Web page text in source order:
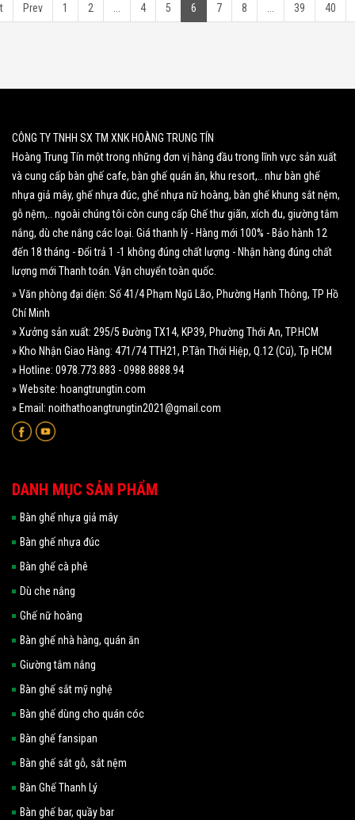
Prev 1 2 4 5 6 7 8 39 40
CÔNG TY TNHH SX TM XNK HOÀNG TRUNG TÍN
Hoàng Trung Tín một trong những đơn vị hàng đầu trong lĩnh vực sản xuất
và cung cấp bàn ghế cafe, bàn ghế quán ăn, khu resort,.. như bàn ghế
nhựa giả mây, ghế nhựa đúc, ghế nhựa nữ hoàng, bàn ghế khung sắt nệm,
gỗ nệm,.. ngoài chúng tôi còn cung cấp Ghế thư giãn, xích đu, giường tắm
nắng, dù che nắng các loại. Giá thanh lý - Hàng mới 100% - Bảo hành 12
đến 18 tháng - Đổi trả 1 -1 không đúng chất lượng - Nhận hàng đúng chất
lượng mới Thanh toán. Vận chuyển toàn quốc.
» Văn phòng đại diện: Số 41/4 Phạm Ngũ Lão, Phường Hạnh Thông, TP Hồ
Chí Minh
» Xưởng sản xuất: 295/5 Đường TX14, KP39, Phường Thới An, TP.HCM
» Kho Nhận Giao Hàng: 471/74 TTH21, P.Tân Thới Hiệp, Q.12 (Cũ), Tp HCM
» Hotline: 0978.773.883 - 0988.8888.94
» Website: hoangtrungtin.com
» Email: noithathoangtrungtin2021@gmail.com
DANH MỤC SẢN PHẨM
Bàn ghế nhựa giả mây
Bàn ghế nhựa đúc
Bàn ghế cà phê
Dù che nắng
Ghế nữ hoàng
Bàn ghế nhà hàng, quán ăn
Giường tắm nắng
Bàn ghế sắt mỹ nghệ
Bàn ghế dùng cho quán cóc
Bàn ghế fansipan
Bàn ghế sắt gỗ, sắt nệm
Bàn Ghế Thanh Lý
Bàn ghế bar, quầy bar